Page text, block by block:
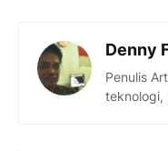
Denny
Penulis
teknologi,